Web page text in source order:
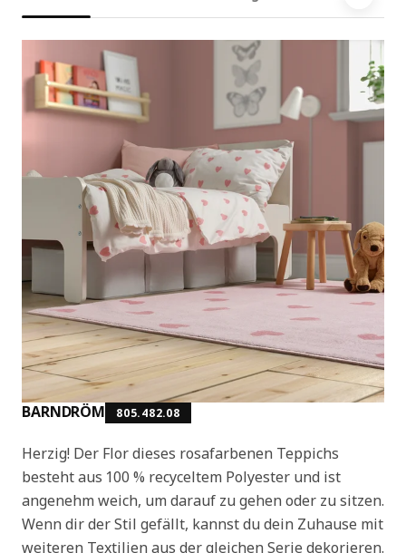
BARNDRÖM 805.482.08
Herzig! Der Flor dieses rosafarbenen Teppichs
besteht aus 100 % recyceltem Polyester und ist
angenehm weich, um darauf zu gehen oder zu sitzen.
Wenn dir der Stil gefällt, kannst du dein Zuhause mit
weiteren Textilien aus der gleichen Serie dekorieren.